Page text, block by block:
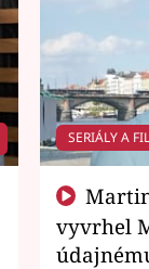
SERIÁLY A
vyvrhel